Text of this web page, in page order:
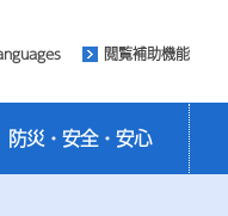
閲覧補助機能
防災・安全・安心